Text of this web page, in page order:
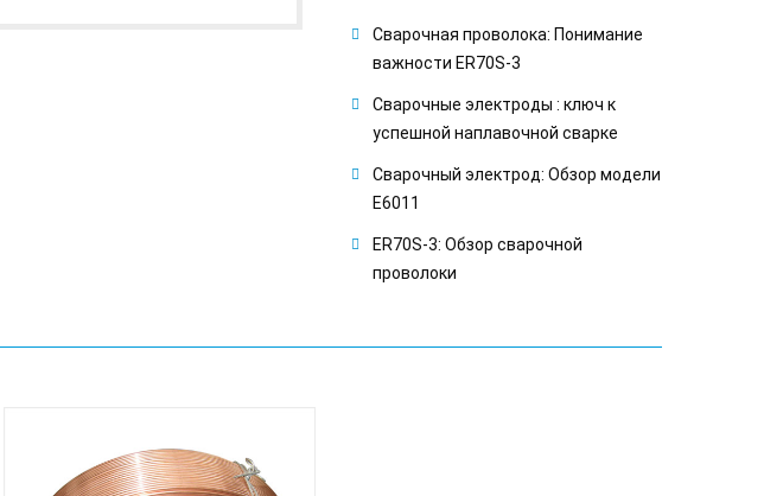
Сварочная проволока: Понимание
важности ER70S-3
Сварочные электроды : ключ к
успешной наплавочной сварке
Сварочный электрод: Обзор модели
E6011
ER70S-3: Обзор сварочной
проволоки